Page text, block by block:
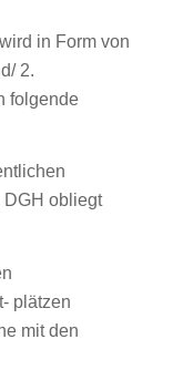
in Form von
2.
folgende
DGH obliegt
plätzen
mit den